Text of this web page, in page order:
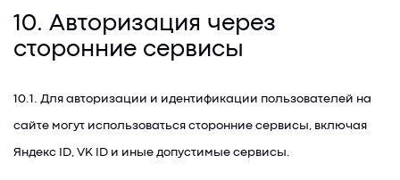
10. Авторизация через
сторонние сервисы
10.1. Для авторизации и идентификации пользователей на
сайте могут использоваться сторонние сервисы, включая
Яндекс ID, VK ID и иные допустимые сервисы.